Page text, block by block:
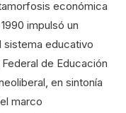
económica
impulsó un
sistema educativo
de Educación
en sintonía
marco